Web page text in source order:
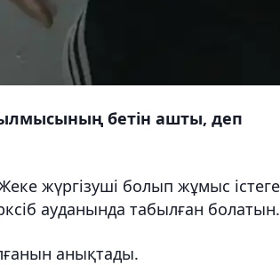
бетін ашты, деп
жүргізуші болып жұмыс
ауданында табылған болатын.
анықтады.